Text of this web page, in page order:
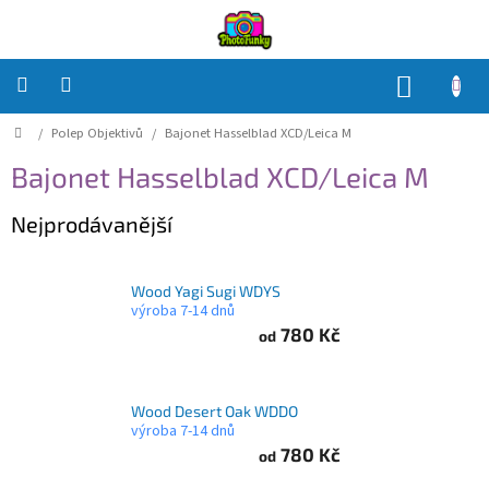
Polep
Objektivů
Domů
/ Polep Objektivů / Bajonet Hasselblad XCD/Leica M
Bajonet Hasselblad XCD/Leica M
Nejprodávanější
Wood Yagi Sugi WDYS
výroba 7-14 dnů
od780 Kč
Wood Desert Oak WDDO
výroba 7-14 dnů
od780 Kč